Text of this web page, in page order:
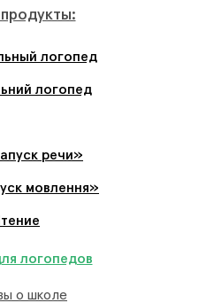
логопед
логопед
речи»
о школе
мовлення»
логопедов